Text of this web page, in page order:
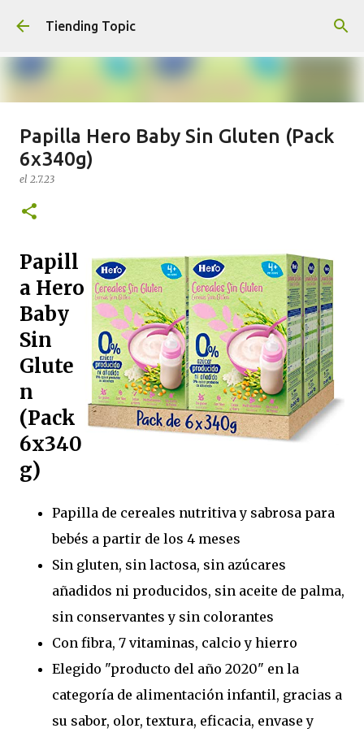
Ir al contenido principal
Tiending Topic
Maquillaje fluido Hydra Deliplus
210 cappuccino (nuevo)
el24.9.25
Papilla Hero Baby Sin Gluten (Pack
6x340g)
el 2.7.23
Papill
a Hero
Baby
Sin
Glute
n
(Pack
6x340
g)
Papilla de cereales nutritiva y sabrosa para
bebés a partir de los 4 meses
Sin gluten, sin lactosa, sin azúcares
añadidos ni producidos, sin aceite de palma,
sin conservantes y sin colorantes
Con fibra, 7 vitaminas, calcio y hierro
Elegido "producto del año 2020" en la
categoría de alimentación infantil, gracias a
su sabor, olor, textura, eficacia, envase y